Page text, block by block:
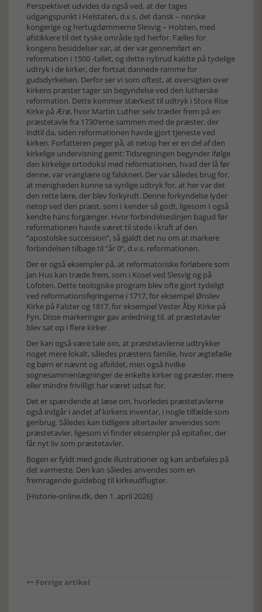
Perspektivet udvides da også ved, at der tages
udgangspunkt i Helstaten, d.v.s. det dansk – norske
kongerige og hertugdømmerne Slesvig – Holsten, med
afstikkere til det tyske område syd herfor. Fælles for
kongens besiddelser var, at der var gennemført en
reformation i 1500 -tallet, og dette nybrud kaldte på tydelige
udtryk i de kirker, der fortsat dannede ramme for
gudsdyrkelsen. Derfor ser vi som oftest, at oversigten over
kirkens præster tager sin begyndelse ved den lutherske
reformation. Dette kommer stærkest til udtryk i Store Rise
Kirke på Ærø, hvor Martin Luther selv træder frem på en
præstetavle fra 1730’erne sammen med de præster, der
indtil da, siden reformationen havde gjort tjeneste ved
kirken. Forfatteren peger på, at netop her er en del af den
kirkelige undervisning gemt: Tidsregningen begynder ifølge
den kirkelige ortodoksi med reformationen, hvad der lå før
denne, var vranglære og falskneri. Der var således brug for,
at menigheden kunne se synlige udtryk for, at her var det
den rette lære, der blev forkyndt. Denne forkyndelse lyder
netop ved den præst, som I kender så godt, ligesom I også
kendte hans forgænger. Hvor forbindelseslinjen bagud før
reformationen havde været til stede i kraft af den
”apostolske succession”, så gjaldt det nu om at markere
forbindelsen tilbage til ”år 0”, d.v.s. reformationen.
Der er også eksempler på, at reformatoriske forløbere som
Jan Hus kan træde frem, som i Kosel ved Slesvig og på
Lofoten. Dette teologiske program blev ofte gjort tydeligt
ved reformationsfejringerne i 1717, for eksempel Ønslev
Kirke på Falster og 1817, for eksempel Vester Åby Kirke på
Fyn. Disse markeringer gav anledning til, at præstetavler
blev sat op i flere kirker.
Der kan også være tale om, at præstetavlerne udtrykker
noget mere lokalt, således præstens familie, hvor ægtefælle
og børn er nævnt og afbildet, men også hvilke
sognesammenlægninger de enkelte kirker og præster, mere
eller mindre frivilligt har været udsat for.
Det er spændende at læse om, hvorledes præstetavlerne
også indgår i andet af kirkens inventar, i nogle tilfælde som
genbrug. Således kan tidligere altertavler anvendes som
præstetavler, ligesom vi finder eksempler på epitafier, der
får nyt liv som præstetavler.
Bogen er fyldt med gode illustrationer og kan anbefales på
det varmeste. Den kan således anvendes som en
fremragende guidebog til kirkeudflugter.
[Historie-online.dk, den 1. april 2026]
Forrige artikel